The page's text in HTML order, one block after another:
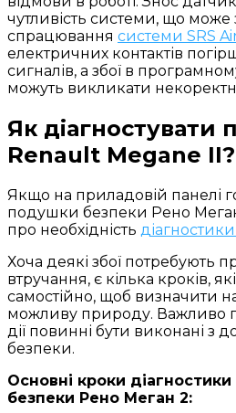
чутливість системи, що може
спрацювання системи SRS
електричних контактів
сигналів, а збої в
можуть викликати
Як діагностувати
Renault Megane II?
Якщо на приладовій панелі
подушки безпеки Рено
про необхідність
Хоча деякі збої потребують
втручання, є кілька кроків,
самостійно, щоб визначити
можливу природу. Важливо
дії повинні бути виконані з
безпеки.
Основні кроки
безпеки Рено Меган 2: